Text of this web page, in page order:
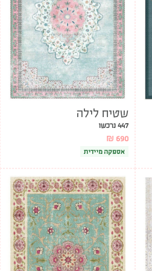
שטיח לילה
447 נרכשו
₪ 690
אספקה מיידית